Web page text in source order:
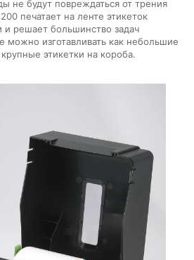
не будут повреждаться от трения
печатает на ленте этикеток
решает большинство задач
можно изготавливать как небольшие
этикетки на короба.